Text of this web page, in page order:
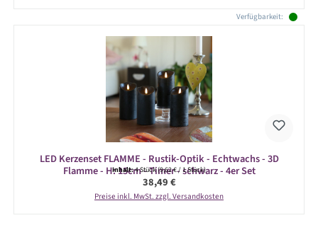
Verfügbarkeit:
LED Kerzenset FLAMME - Rustik-Optik - Echtwachs - 3D
Flamme - H: 15cm - Timer - schwarz - 4er Set
Inhalt:4 Stück(9,62 € / 1 Stück)
Regulärer Preis:
38,49 €
Preise inkl. MwSt. zzgl. Versandkosten